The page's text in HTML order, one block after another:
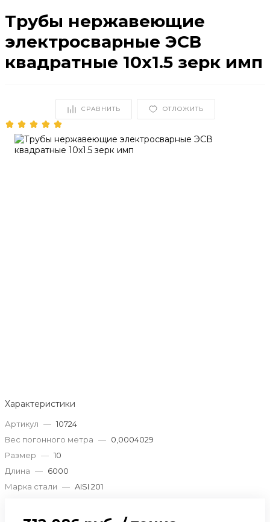
Трубы нержавеющие
электросварные ЭСВ
квадратные 10x1.5 зерк имп
СРАВНИТЬ ОТЛОЖИТЬ
Характеристики
Артикул — 10724
Вес погонного метра — 0,0004029
Размер — 10
Длина — 6000
Марка стали — AISI 201